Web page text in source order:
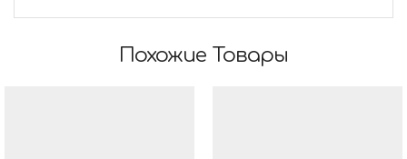
Похожие Товары